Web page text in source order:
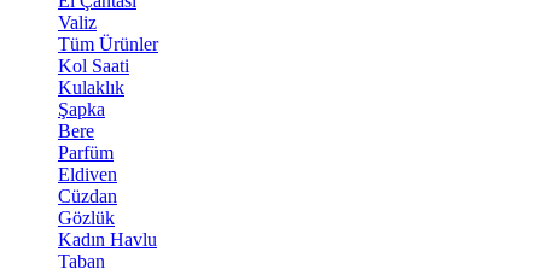
Valiz
Tüm Ürünler
Kol Saati
Kulaklık
Şapka
Bere
Parfüm
Eldiven
Cüzdan
Gözlük
Kadın Havlu
Taban